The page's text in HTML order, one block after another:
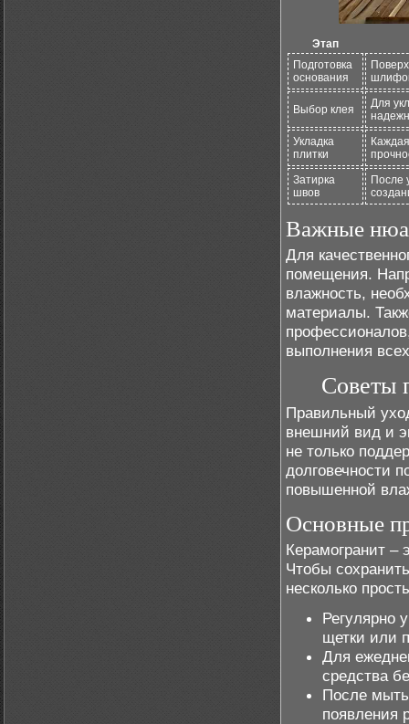
Этап
Подготовка
основания
Выбор клея
Для
Укладка
плитки
Затирка
швов
После
Важные
Для
помещения.
влажность,
материалы.
выполнения
Советы
Правильный
внешний вид и
не только
долговечности
повышенной
Основные
Керамогранит –
Чтобы
несколько
Регулярно
щетки или
Для
средства
После
появления